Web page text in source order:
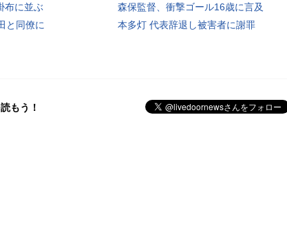
布に並ぶ
と同僚に
森保監督、衝撃ゴール16歳に言及
本多灯 代表辞退し被害者に謝罪
もう！